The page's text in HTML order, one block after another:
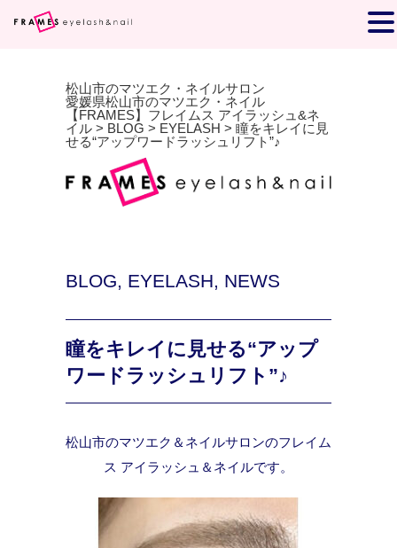
松山市のマツエク・ネイルサロン
愛媛県松山市のマツエク・ネイル
【FRAMES】フレイムス アイラッシュ&ネ
イル > BLOG > EYELASH > 瞳をキレイに見
せる“アップワードラッシュリフト”♪
BLOG, EYELASH, NEWS
瞳をキレイに見せる“アップ
ワードラッシュリフト”♪
松山市のマツエク＆ネイルサロンのフレイム
ス アイラッシュ＆ネイルです。